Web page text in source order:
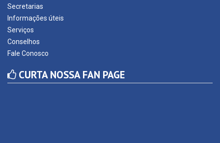
Secretarias
Informações úteis
Serviços
Conselhos
Fale Conosco
CURTA NOSSA FAN PAGE